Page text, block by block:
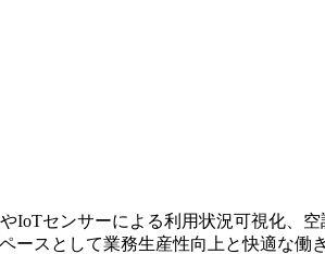
IoTセンサーによる利用状況可視化、
スとして業務生産性向上と快適な働